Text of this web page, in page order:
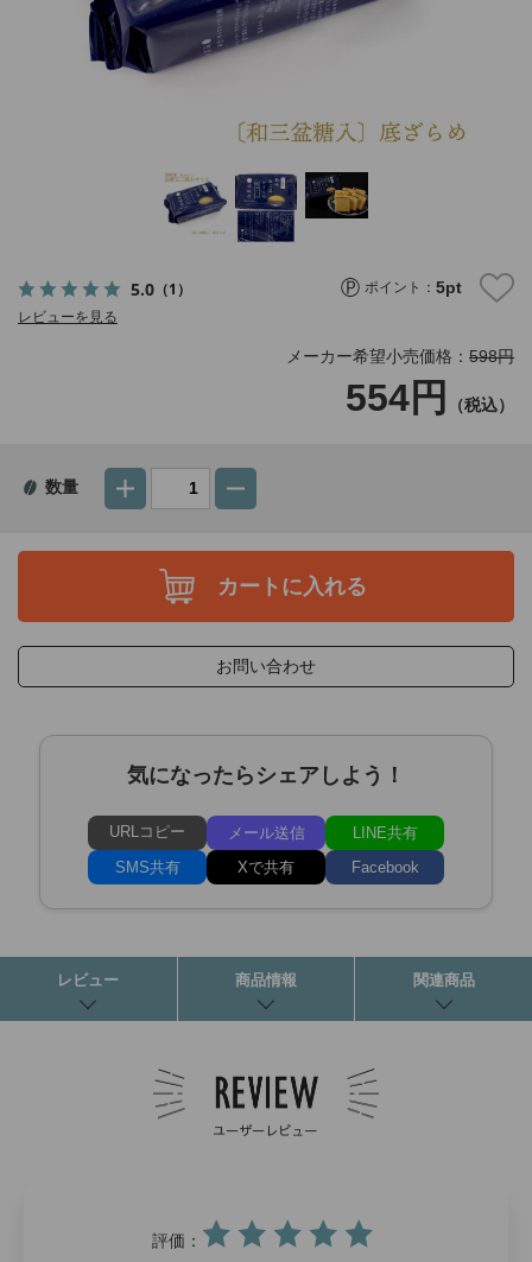
5.0（1）
レビューを見る
ポイント：5pt
メーカー希望小売価格：598円
554円 （税込）
数量
カートに入れる
お問い合わせ
気になったらシェアしよう！
URLコピー メール送信
LINE共有
SMS共有
Xで共有 Facebook
レビュー 商品情報 関連商品
評価：